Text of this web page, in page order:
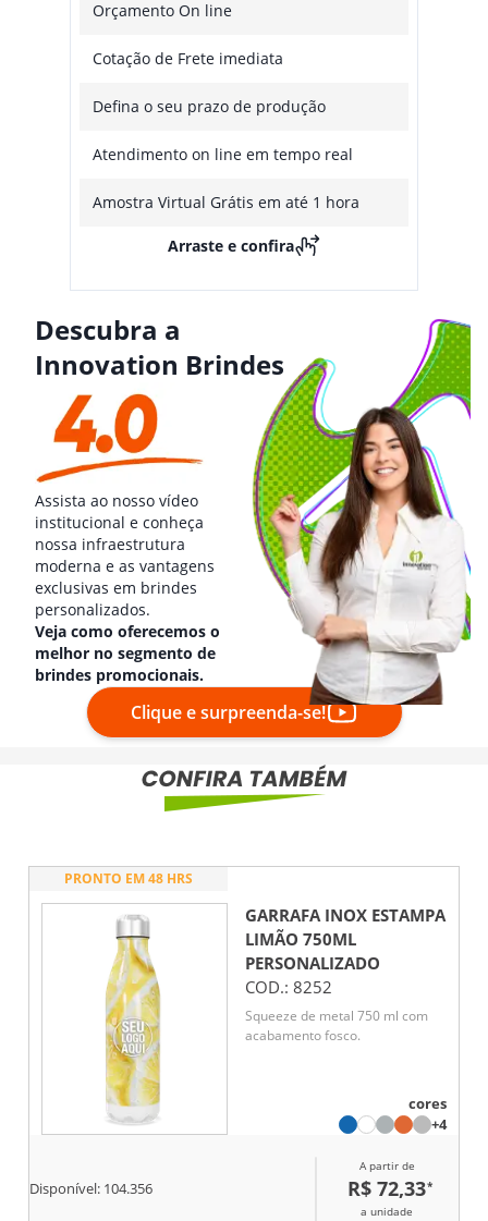
Orçamento On line
Cotação de Frete imediata
Defina o seu prazo de produção
Atendimento on line em tempo real
Amostra Virtual Grátis em até 1 hora
Arraste e confira
Descubra a
Innovation Brindes
Assista ao nosso vídeo
institucional e conheça
nossa infraestrutura
moderna e as vantagens
exclusivas em brindes
personalizados.
Veja como oferecemos o
melhor no segmento de
brindes promocionais.
Clique e surpreenda-se!
PRONTO EM 48 HRS
GARRAFA INOX ESTAMPA
LIMÃO 750ML
PERSONALIZADO
COD.: 8252
Squeeze de metal 750 ml com
acabamento fosco.
cores
+4
Disponível: 104.356
A partir de
R$ 72,33*
a unidade